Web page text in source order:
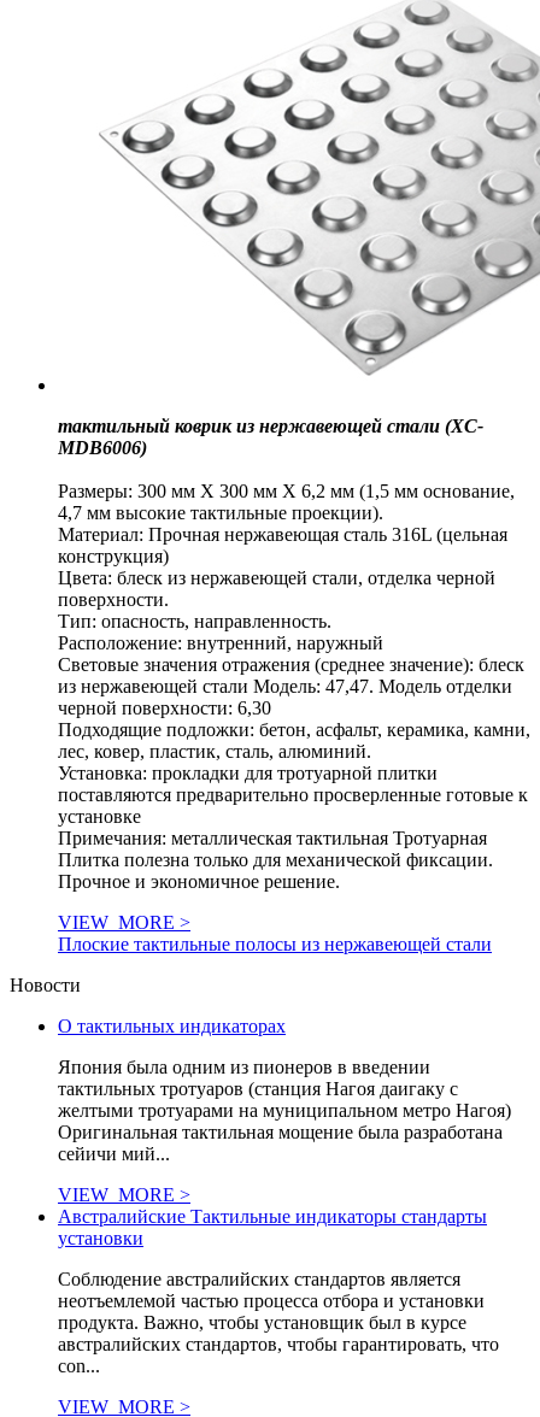
тактильный коврик из нержавеющей стали (XC-
MDB6006)
Размеры: 300 мм X 300 мм X 6,2 мм (1,5 мм основание,
4,7 мм высокие тактильные проекции).
Материал: Прочная нержавеющая сталь 316L (цельная
конструкция)
Цвета: блеск из нержавеющей стали, отделка черной
поверхности.
Тип: опасность, направленность.
Расположение: внутренний, наружный
Световые значения отражения (среднее значение): блеск
из нержавеющей стали Модель: 47,47. Модель отделки
черной поверхности: 6,30
Подходящие подложки: бетон, асфальт, керамика, камни,
лес, ковер, пластик, сталь, алюминий.
Установка: прокладки для тротуарной плитки
поставляются предварительно просверленные готовые к
установке
Примечания: металлическая тактильная Тротуарная
Плитка полезна только для механической фиксации.
Прочное и экономичное решение.
VIEW_MORE >
Плоские тактильные полосы из нержавеющей стали
Новости
О тактильных индикаторах
Япония была одним из пионеров в введении
тактильных тротуаров (станция Нагоя даигаку с
желтыми тротуарами на муниципальном метро Нагоя)
Оригинальная тактильная мощение была разработана
сейичи мий...
VIEW_MORE >
Австралийские Тактильные индикаторы стандарты
установки
Соблюдение австралийских стандартов является
неотъемлемой частью процесса отбора и установки
продукта. Важно, чтобы установщик был в курсе
австралийских стандартов, чтобы гарантировать, что
con...
VIEW_MORE >